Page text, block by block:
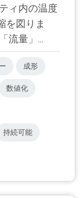
ィ内の温度
を図りま
流量」...
成形
数値化
持続可能